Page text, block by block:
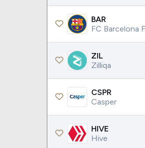
Klabin
Petrobrás
Ver todos
BAR
ZIL
Zilliqa
CSPR
Casper
HIVE
Hive